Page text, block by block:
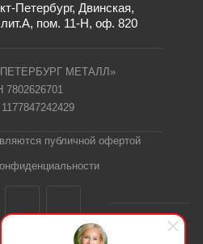
Петербург, Двинская,
пом. 11-Н, оф. 820
МЕТАЛЛ»
7802626701
публичной офертой